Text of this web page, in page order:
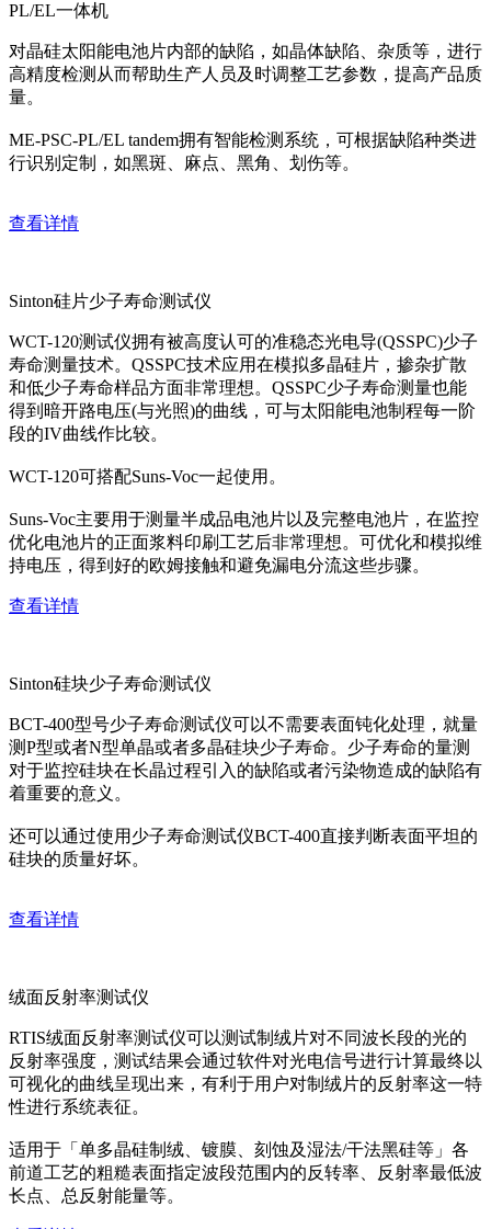
PL/EL一体机
对晶硅太阳能电池片内部的缺陷，如晶体缺陷、杂质等，进行
高精度检测从而帮助生产人员及时调整工艺参数，提高产品质
量。
ME-PSC-PL/EL tandem拥有智能检测系统，可根据缺陷种类进
行识别定制，如黑斑、麻点、黑角、划伤等。
查看详情
Sinton硅片少子寿命测试仪
WCT-120测试仪拥有被高度认可的准稳态光电导(QSSPC)少子
寿命测量技术。QSSPC技术应用在模拟多晶硅片，掺杂扩散
和低少子寿命样品方面非常理想。QSSPC少子寿命测量也能
得到暗开路电压(与光照)的曲线，可与太阳能电池制程每一阶
段的IV曲线作比较。
WCT-120可搭配Suns-Voc一起使用。
Suns-Voc主要用于测量半成品电池片以及完整电池片，在监控
优化电池片的正面浆料印刷工艺后非常理想。可优化和模拟维
持电压，得到好的欧姆接触和避免漏电分流这些步骤。
查看详情
Sinton硅块少子寿命测试仪
BCT-400型号少子寿命测试仪可以不需要表面钝化处理，就量
测P型或者N型单晶或者多晶硅块少子寿命。少子寿命的量测
对于监控硅块在长晶过程引入的缺陷或者污染物造成的缺陷有
着重要的意义。
还可以通过使用少子寿命测试仪BCT-400直接判断表面平坦的
硅块的质量好坏。
查看详情
绒面反射率测试仪
RTIS绒面反射率测试仪可以测试制绒片对不同波长段的光的
反射率强度，测试结果会通过软件对光电信号进行计算最终以
可视化的曲线呈现出来，有利于用户对制绒片的反射率这一特
性进行系统表征。
适用于「单多晶硅制绒、镀膜、刻蚀及湿法/干法黑硅等」各
前道工艺的粗糙表面指定波段范围内的反转率、反射率最低波
长点、总反射能量等。